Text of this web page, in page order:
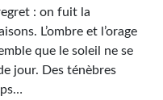
: on fuit la
L’ombre et l’orage
que le soleil ne se
jour. Des ténèbres